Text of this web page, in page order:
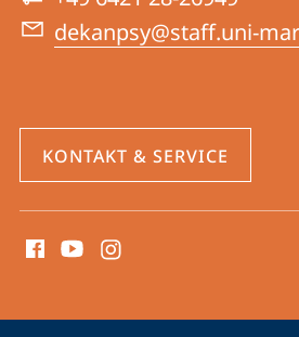
dekanpsy@staff.uni-
KONTAKT & SERVICE
Media